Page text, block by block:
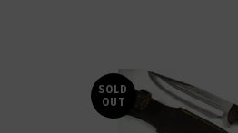
SOLD
OUT